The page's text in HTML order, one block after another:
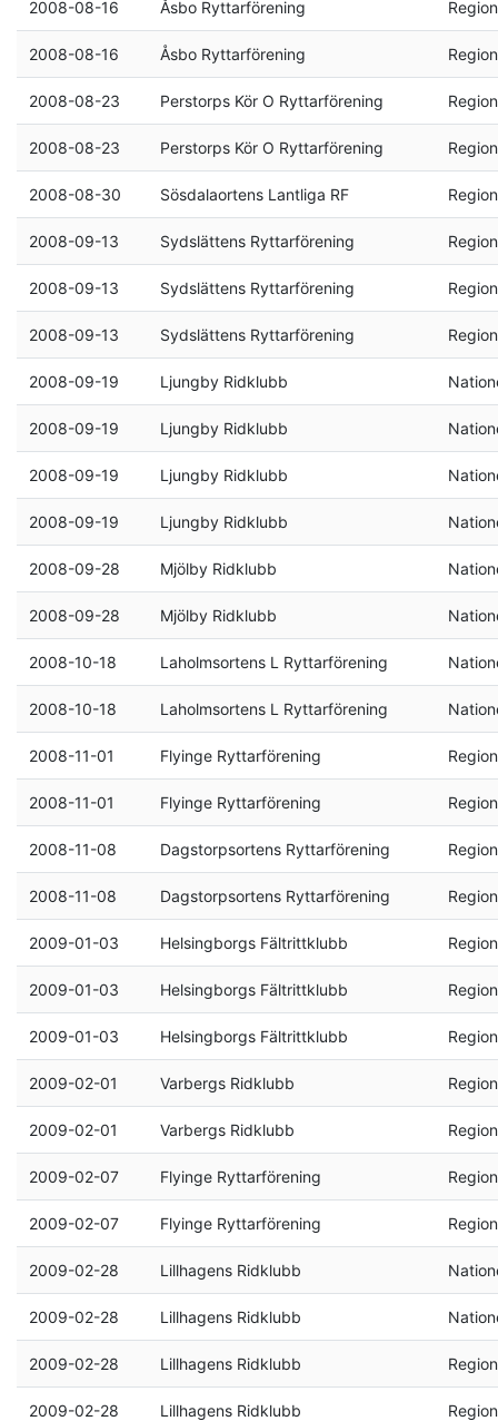
2008-08-16 Åsbo Ryttarförening
2008-08-16 Åsbo Ryttarförening
2008-08-23 Perstorps Kör O Ryttarförening
2008-08-23 Perstorps Kör O Ryttarförening
2008-08-30 Sösdalaortens Lantliga RF
2008-09-13 Sydslättens Ryttarförening
2008-09-13 Sydslättens Ryttarförening
2008-09-13 Sydslättens Ryttarförening
2008-09-19 Ljungby Ridklubb
2008-09-19 Ljungby Ridklubb
2008-09-19 Ljungby Ridklubb
2008-09-19 Ljungby Ridklubb
2008-09-28 Mjölby Ridklubb
2008-09-28 Mjölby Ridklubb
2008-10-18 Laholmsortens L Ryttarförening
2008-10-18 Laholmsortens L Ryttarförening
2008-11-01 Flyinge Ryttarförening
2008-11-01 Flyinge Ryttarförening
2008-11-08 Dagstorpsortens Ryttarförening
2008-11-08 Dagstorpsortens Ryttarförening
2009-01-03 Helsingborgs Fältrittklubb
2009-01-03 Helsingborgs Fältrittklubb
2009-01-03 Helsingborgs Fältrittklubb
2009-02-01 Varbergs Ridklubb
2009-02-01 Varbergs Ridklubb
2009-02-07 Flyinge Ryttarförening
2009-02-07 Flyinge Ryttarförening
2009-02-28 Lillhagens Ridklubb
2009-02-28 Lillhagens Ridklubb
2009-02-28 Lillhagens Ridklubb
2009-02-28 Lillhagens Ridklubb